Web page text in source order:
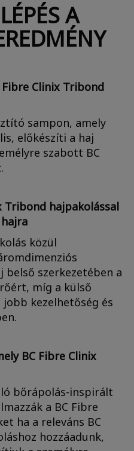
A
Fibre Clinix Tribond
sampon, amely
előkészíti a haj
szabott BC
Tribond hajpakolással
közül
belső szerkezetében a
míg a külső
kezelhetőség és
BC Fibre Clinix
bőrápolás-inspirált
a BC Fibre
ha a releváns BC
hozzáadunk,